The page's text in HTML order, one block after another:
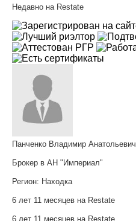
Недавно на Restate
Панченко Владимир Анатольевич
Брокер в АН "Империал"
Регион: Находка
6 лет 11 месяцев на Restate
6 лет 11 месяцев на Restate